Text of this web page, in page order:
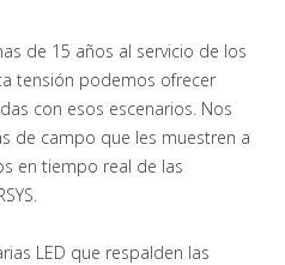
de 15 años al servicio de los
tensión podemos ofrecer
con esos escenarios. Nos
de campo que les muestren a
en tiempo real de las
LED que respalden las